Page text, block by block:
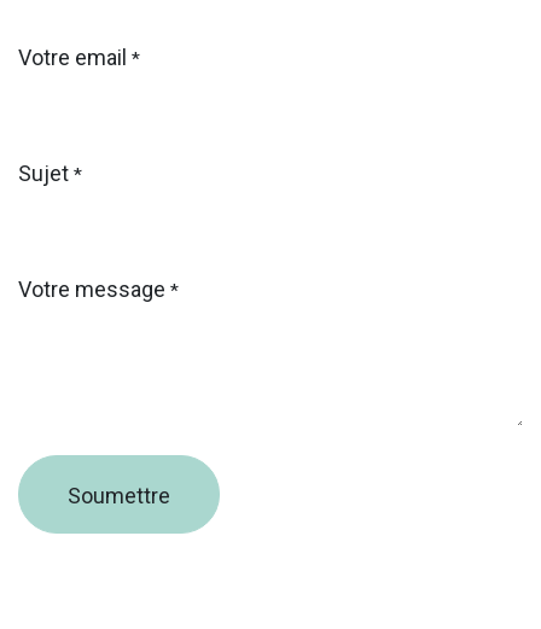
Votre email *
Sujet *
Votre message *
Soumettre